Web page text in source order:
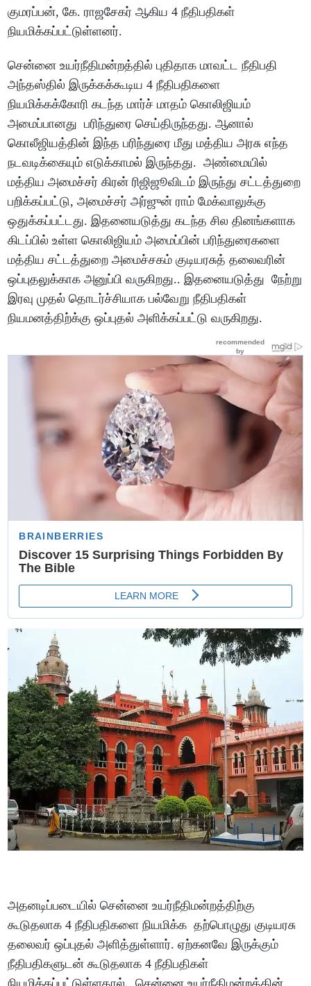
குமரப்பன், கே. ராஜசேகர் ஆகிய 4 நீதிபதிகள்
நியமிக்கப்பட்டுள்ளனர்.
சென்னை உயர்நீதிமன்றத்தில் புதிதாக மாவட்ட நீதிபதி
அந்தஸ்தில் இருக்கக்கூடிய 4 நீதிபதிகளை
நியமிக்கக்கோரி கடந்த மார்ச் மாதம் கொலிஜியம்
அமைப்பானது பரிந்துரை செய்திருந்தது. ஆனால்
கொலீஜியத்தின் இந்த பரிந்துரை மீது மத்திய அரசு எந்த
நடவடிக்கையும் எடுக்காமல் இருந்தது. அண்மையில்
மத்திய அமைச்சர் கிரன் ரிஜிஜூவிடம் இருந்து சட்டத்துறை
பறிக்கப்பட்டு, அமைச்சர் அர்ஜுன் ராம் மேக்வாலுக்கு
ஒதுக்கப்பட்டது. இதனையடுத்து கடந்த சில தினங்களாக
கிடப்பில் உள்ள கொலிஜியம் அமைப்பின் பரிந்துரைகளை
மத்திய சட்டத்துறை அமைச்சகம் குடியரசுத் தலைவரின்
ஒப்புதலுக்காக அனுப்பி வருகிறது.. இதனையடுத்து நேற்று
இரவு முதல் தொடர்ச்சியாக பல்வேறு நீதிபதிகள்
நியமனத்திற்க்கு ஒப்புதல் அளிக்கப்பட்டு வருகிறது.
அதனடிப்படையில் சென்னை உயர்நீதிமன்றத்திற்கு
கூடுதலாக 4 நீதிபதிகளை நியமிக்க தற்பொழுது குடியரசு
தலைவர் ஒப்புதல் அளித்துள்ளார். ஏற்கனவே இருக்கும்
நீதிபதிகளுடன் கூடுதலாக 4 நீதிபதிகள்
நியமிக்கப்பட்டுள்ளதால், சென்னை உயர்நீதிமன்றத்தின்